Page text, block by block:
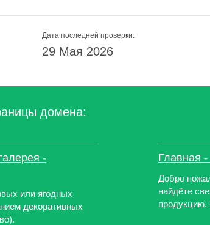
Дата последней проверки:
29 Мая 2026
домена:
-
или ягодных
декоративных
Главная
Добро
найдёте
продукцию.